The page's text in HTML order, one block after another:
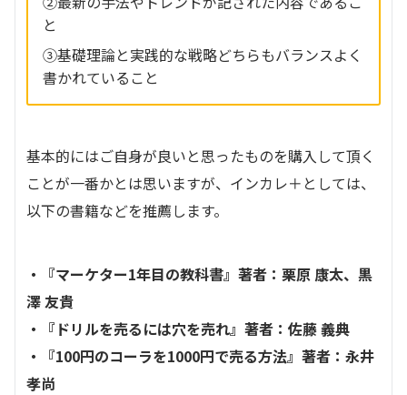
と
③基礎理論と実践的な戦略どちらもバランスよく
書かれていること
基本的にはご自身が良いと思ったものを購入して頂く
ことが一番かとは思いますが、インカレ＋としては、
以下の書籍などを推薦します。
・『マーケター1年目の教科書』著者：栗原 康太、黒
澤 友貴
・『ドリルを売るには穴を売れ』著者：佐藤 義典
・『100円のコーラを1000円で売る方法』著者：永井
孝尚